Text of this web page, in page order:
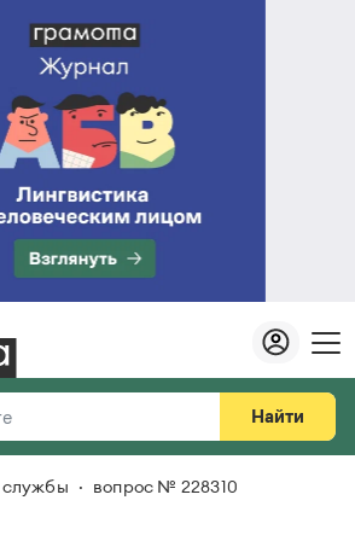
Найти
службы вопрос № 228310